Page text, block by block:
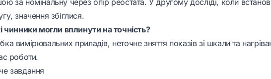
за номінальну через опір реостата. У другому досліді, коли
значення збіглися.
чинники могли вплинути на точність?
вимірювальних приладів, неточне зняття показів зі шкали та
роботи.
завдання